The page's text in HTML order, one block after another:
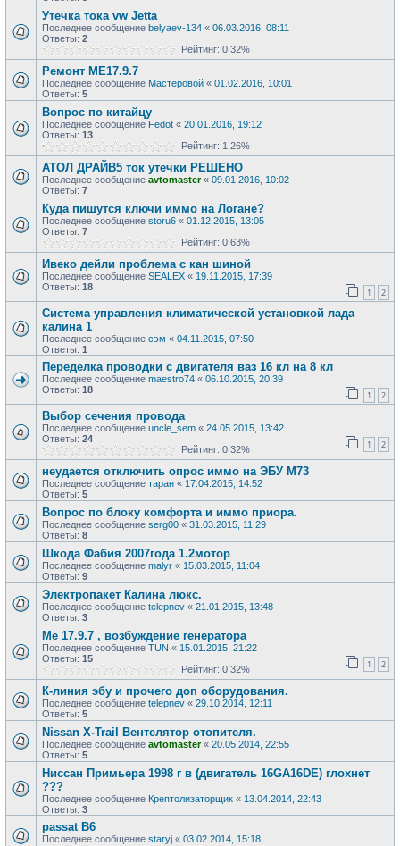
Утечка тока vw Jetta
Последнее сообщение belyaev-134 « 06.03.2016, 08:11
Ответы: 2
Рейтинг: 0.32%
Ремонт МЕ17.9.7
Последнее сообщение Мастеровой « 01.02.2016, 10:01
Ответы: 5
Вопрос по китайцу
Последнее сообщение Fedot « 20.01.2016, 19:12
Ответы: 13
Рейтинг: 1.26%
АТОЛ ДРАЙВ5 ток утечки РЕШЕНО
Последнее сообщение avtomaster« 09.01.2016, 10:02
Ответы: 7
Куда пишутся ключи иммо на Логане?
Последнее сообщение storu6 « 01.12.2015, 13:05
Ответы: 7
Рейтинг: 0.63%
Ивеко дейли проблема с кан шиной
Последнее сообщение SEALEX « 19.11.2015, 17:39
Ответы: 18 1 2
Система управления климатической установкой лада
калина 1
Последнее сообщение сэм « 04.11.2015, 07:50
Ответы: 1
Переделка проводки с двигателя ваз 16 кл на 8 кл
Последнее сообщение maestro74 « 06.10.2015, 20:39
Ответы: 18 1 2
Выбор сечения провода
Последнее сообщение uncle_sem « 24.05.2015, 13:42
Ответы: 24 1 2
Рейтинг: 0.32%
неудается отключить опрос иммо на ЭБУ М73
Последнее сообщение таран « 17.04.2015, 14:52
Ответы: 5
Вопрос по блоку комфорта и иммо приора.
Последнее сообщение serg00 « 31.03.2015, 11:29
Ответы: 8
Шкода Фабия 2007года 1.2мотор
Последнее сообщение malyr « 15.03.2015, 11:04
Ответы: 9
Электропакет Калина люкс.
Последнее сообщение telepnev « 21.01.2015, 13:48
Ответы: 3
Ме 17.9.7 , возбуждение генератора
Последнее сообщение TUN « 15.01.2015, 21:22
Ответы: 15 1 2
Рейтинг: 0.32%
К-линия эбу и прочего доп оборудования.
Последнее сообщение telepnev « 29.10.2014, 12:11
Ответы: 5
Nissan X-Trail Вентелятор отопителя.
Последнее сообщение avtomaster« 20.05.2014, 22:55
Ответы: 5
Ниссан Примьера 1998 г в (двигатель 16GA16DE) глохнет
???
Последнее сообщение Крептолизаторщик « 13.04.2014, 22:43
Ответы: 3
passat B6
Последнее сообщение staryj « 03.02.2014, 15:18